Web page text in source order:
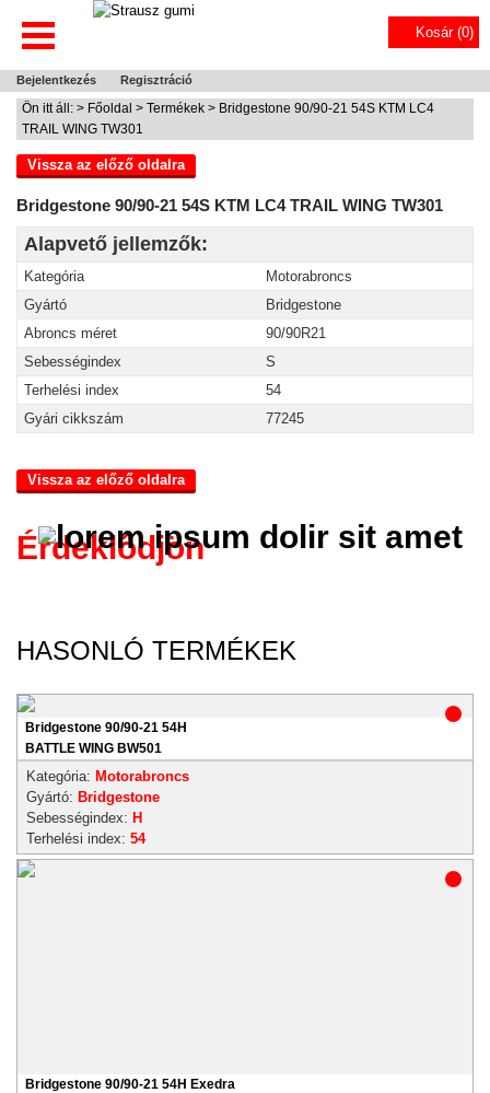
Kosár (0)
Bejelentkezés Regisztráció
Ön itt áll: > Főoldal > Termékek > Bridgestone 90/90-21 54S KTM LC4
TRAIL WING TW301
Vissza az előző oldalra
Bridgestone 90/90-21 54S KTM LC4 TRAIL WING TW301
Alapvető jellemzők:
Kategória
Motorabroncs
Gyártó
Bridgestone
Abroncs méret
90/90R21
Sebességindex
S
Terhelési index
54
Gyári cikkszám
77245
Vissza az előző oldalra
Érdeklődjön
HASONLÓ TERMÉKEK
Bridgestone 90/90-21 54H
BATTLE WING BW501
Kategória: Motorabroncs
Gyártó: Bridgestone
Sebességindex: H
Terhelési index: 54
Bridgestone 90/90-21 54H Exedra